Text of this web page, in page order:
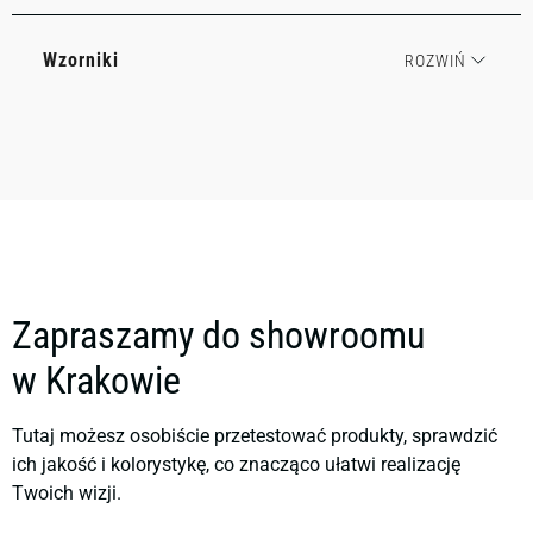
Wzorniki
Zapraszamy do showroomu
w Krakowie
Tutaj możesz osobiście przetestować produkty, sprawdzić
ich jakość i kolorystykę, co znacząco ułatwi realizację
Twoich wizji.